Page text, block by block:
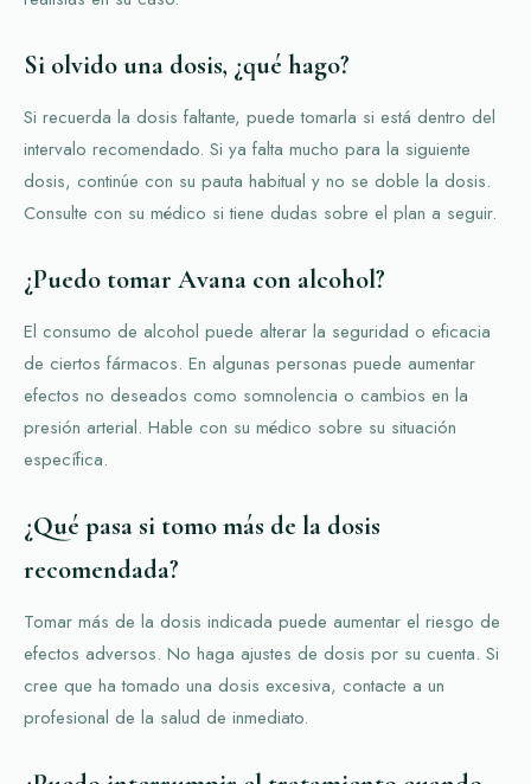
Si olvido una dosis, ¿qué hago?
Si recuerda la dosis faltante, puede tomarla si está dentro del
intervalo recomendado. Si ya falta mucho para la siguiente
dosis, continúe con su pauta habitual y no se doble la dosis.
Consulte con su médico si tiene dudas sobre el plan a seguir.
¿Puedo tomar Avana con alcohol?
El consumo de alcohol puede alterar la seguridad o eficacia
de ciertos fármacos. En algunas personas puede aumentar
efectos no deseados como somnolencia o cambios en la
presión arterial. Hable con su médico sobre su situación
específica.
¿Qué pasa si tomo más de la dosis
recomendada?
Tomar más de la dosis indicada puede aumentar el riesgo de
efectos adversos. No haga ajustes de dosis por su cuenta. Si
cree que ha tomado una dosis excesiva, contacte a un
profesional de la salud de inmediato.